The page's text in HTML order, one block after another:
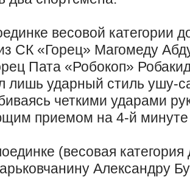
весовой категории
СК «Горец» Магомеду
Пата «Робокоп»
лишь ударный стиль ушу-
четкими ударами
приемом на 4-й минуте
(весовая
Александру